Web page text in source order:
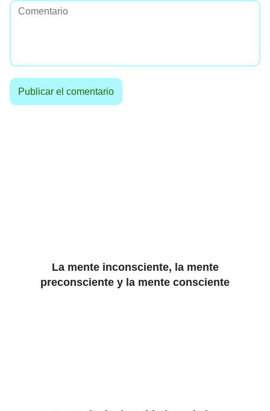
La mente inconsciente, la mente
preconsciente y la mente consciente